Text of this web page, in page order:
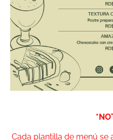
Cada plantilla de menú se